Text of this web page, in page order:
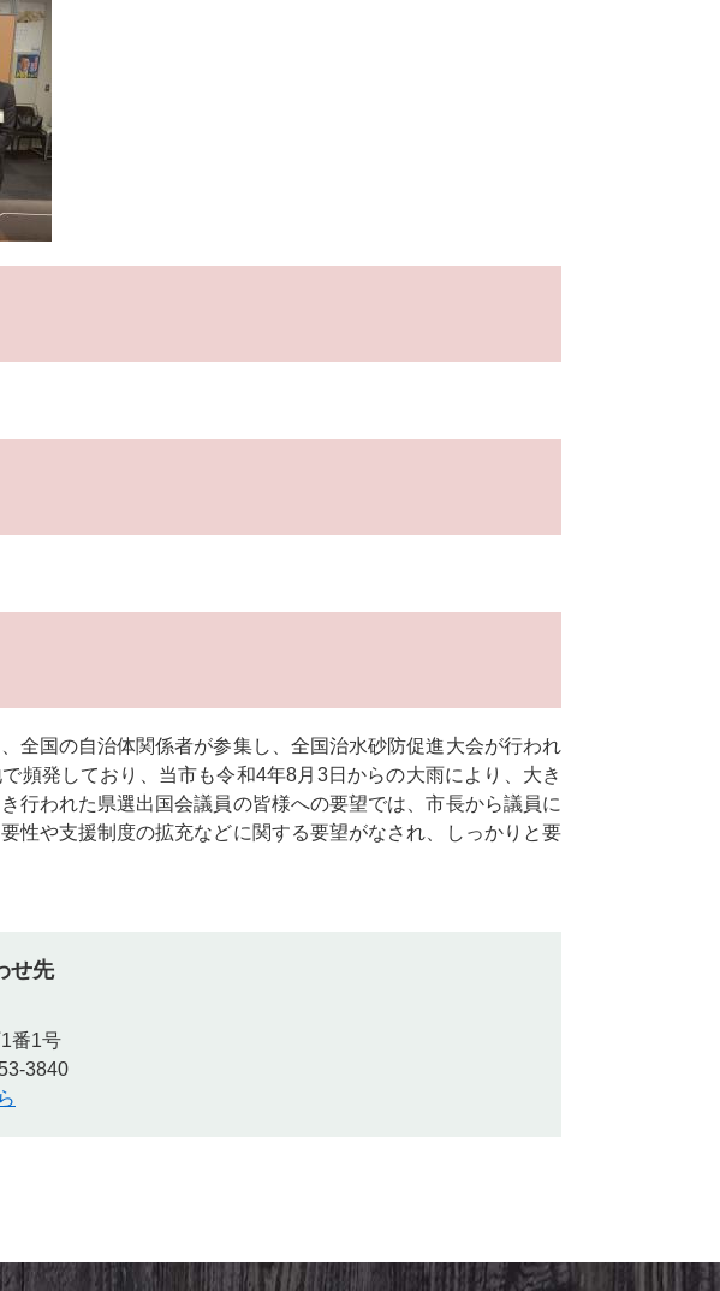
全国の自治体関係者が参集し、全国治水砂防促進大会が行われ
頻発しており、当市も令和4年8月3日からの大雨により、大き
行われた県選出国会議員の皆様への要望では、市長から議員に
性や支援制度の拡充などに関する要望がなされ、しっかりと要
せ先
番1号
3840